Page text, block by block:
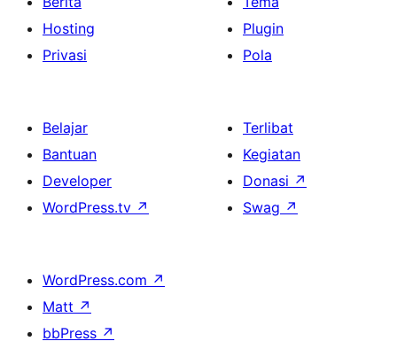
Hosting
Privasi
Plugin
Pola
Belajar
Bantuan
Developer
WordPress.tv ↗
Terlibat
Kegiatan
Donasi ↗
Swag ↗
WordPress.com ↗
Matt ↗
bbPress ↗